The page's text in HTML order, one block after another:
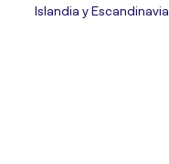
Islandia y Escandinavia